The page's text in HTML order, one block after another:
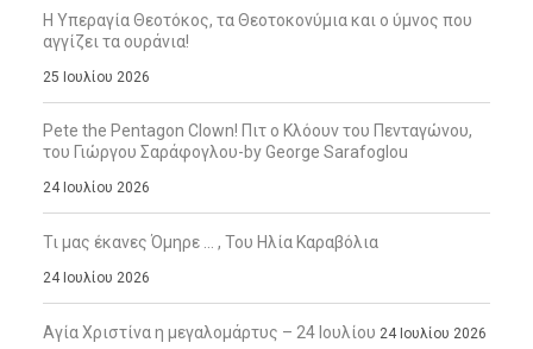
Η Υπεραγία Θεοτόκος, τα Θεοτοκονύμια και ο ύμνος που
αγγίζει τα ουράνια!
25 Ιουλίου 2026
Pete the Pentagon Clown! Πιτ ο Κλόουν του Πενταγώνου,
του Γιώργου Σαράφογλου-by George Sarafoglou
24 Ιουλίου 2026
Τι μας έκανες Όμηρε … , Του Ηλία Καραβόλια
24 Ιουλίου 2026
Αγία Χριστίνα η μεγαλομάρτυς – 24 Ιουλίου 24 Ιουλίου 2026